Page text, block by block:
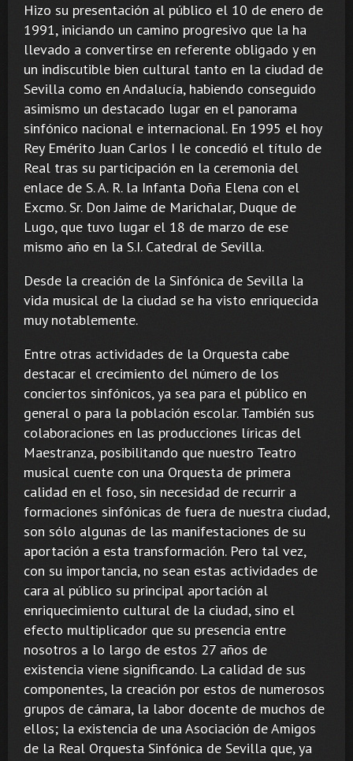
Hizo su presentación al público el 10 de enero de
1991, iniciando un camino progresivo que la ha
llevado a convertirse en referente obligado y en
un indiscutible bien cultural tanto en la ciudad de
Sevilla como en Andalucía, habiendo conseguido
asimismo un destacado lugar en el panorama
sinfónico nacional e internacional. En 1995 el hoy
Rey Emérito Juan Carlos I le concedió el título de
Real tras su participación en la ceremonia del
enlace de S. A. R. la Infanta Doña Elena con el
Excmo. Sr. Don Jaime de Marichalar, Duque de
Lugo, que tuvo lugar el 18 de marzo de ese
mismo año en la S.I. Catedral de Sevilla.
Desde la creación de la Sinfónica de Sevilla la
vida musical de la ciudad se ha visto enriquecida
muy notablemente.
Entre otras actividades de la Orquesta cabe
destacar el crecimiento del número de los
conciertos sinfónicos, ya sea para el público en
general o para la población escolar. También sus
colaboraciones en las producciones líricas del
Maestranza, posibilitando que nuestro Teatro
musical cuente con una Orquesta de primera
calidad en el foso, sin necesidad de recurrir a
formaciones sinfónicas de fuera de nuestra ciudad,
son sólo algunas de las manifestaciones de su
aportación a esta transformación. Pero tal vez,
con su importancia, no sean estas actividades de
cara al público su principal aportación al
enriquecimiento cultural de la ciudad, sino el
efecto multiplicador que su presencia entre
nosotros a lo largo de estos 27 años de
existencia viene significando. La calidad de sus
componentes, la creación por estos de numerosos
grupos de cámara, la labor docente de muchos de
ellos; la existencia de una Asociación de Amigos
de la Real Orquesta Sinfónica de Sevilla que, ya